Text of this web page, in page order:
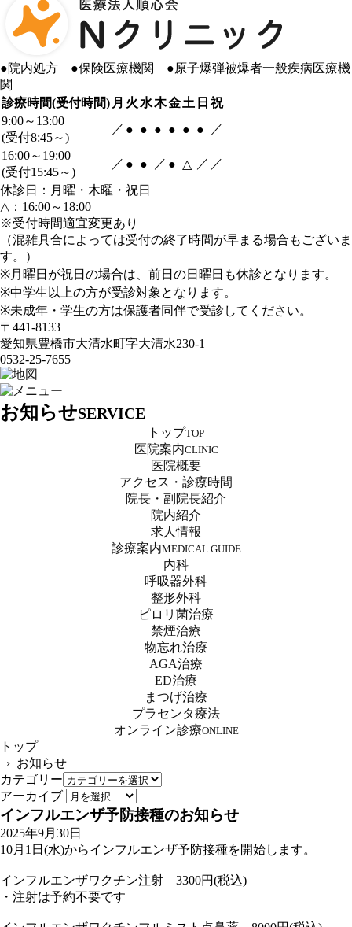
●院内処方 ●保険医療機関 ●原子爆弾被爆者一般疾病医療機
関
診療時間(受付時間) 月 火 水木金土 日 祝
9:00～13:00
(受付8:45～)
／ ● ● ● ● ● ●
／
16:00～19:00
(受付15:45～)
／ ● ● ／ ● △ ／ ／
休診日：月曜・木曜・祝日
△：16:00～18:00
※受付時間適宜変更あり
（混雑具合によっては受付の終了時間が早まる場合もございま
す。）
※月曜日が祝日の場合は、前日の日曜日も休診となります。
※中学生以上の方が受診対象となります。
※未成年・学生の方は保護者同伴で受診してください。
〒441-8133
愛知県豊橋市大清水町字大清水230-1
0532-25-7655
お知らせSERVICE
トップTOP
医院案内CLINIC
医院概要
アクセス・診療時間
院長・副院長紹介
院内紹介
求人情報
診療案内MEDICAL GUIDE
内科
呼吸器外科
整形外科
ピロリ菌治療
禁煙治療
物忘れ治療
AGA治療
ED治療
まつげ治療
プラセンタ療法
オンライン診療ONLINE
トップ
› お知らせ
カテゴリー
アーカイブ
インフルエンザ予防接種のお知らせ
2025年9月30日
10月1日(水)からインフルエンザ予防接種を開始します。
インフルエンザワクチン注射 3300円(税込)
・注射は予約不要です